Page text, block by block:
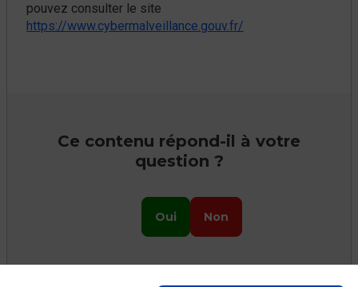
pouvez consulter le site
https://www.cybermalveillance.gouv.fr/
Ce contenu répond-il à votre
question ?
Oui Non